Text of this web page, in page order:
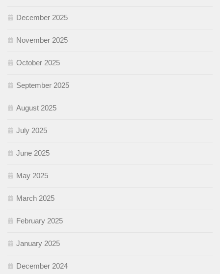
December 2025
November 2025
October 2025
September 2025
August 2025
July 2025
June 2025
May 2025
March 2025
February 2025
January 2025
December 2024